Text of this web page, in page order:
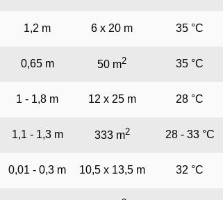
1,2 m 6 x 20 m 35 °C
0,65 m 50 m2 35 °C
1 - 1,8 m 12 x 25 m 28 °C
1,1 - 1,3 m 333 m2 28 - 33 °C
0,01 - 0,3 m 10,5 x 13,5 m 32 °C